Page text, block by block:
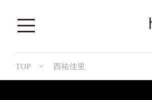
TOP > 西祐佳里